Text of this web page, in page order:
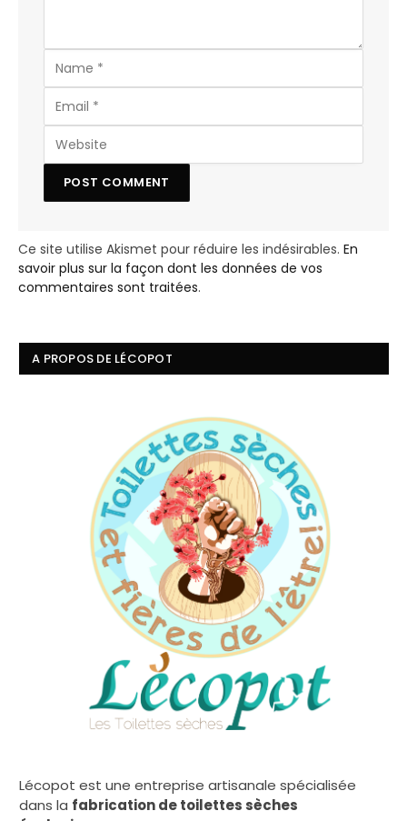
Ce site utilise Akismet pour réduire les indésirables. En
savoir plus sur la façon dont les données de vos
commentaires sont traitées.
A PROPOS DE LÉCOPOT
Lécopot est une entreprise artisanale spécialisée
dans la fabrication de toilettes sèches